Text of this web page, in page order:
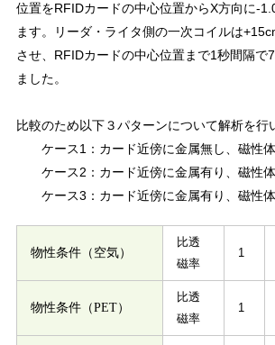
位置をRFIDカードの中心位置からX方向に-
ます。リーダ・ライタ側の一次コイルは
させ、RFIDカードの中心位置まで1秒間隔で
ました。
比較のため以下３パターンについて解析を行
ケース1：カード近傍に金属無し、磁性体
ケース2：カード近傍に金属有り、磁性体
ケース3：カード近傍に金属有り、磁性体
物性条件（空気）
比透
磁率
1
物性条件（PET）
比透
磁率
1